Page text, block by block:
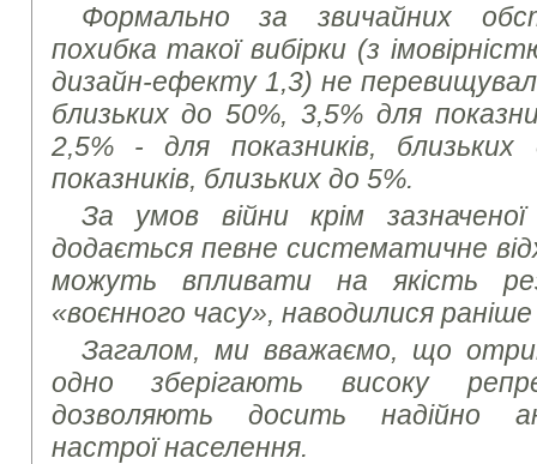
Формально за звичайних
похибка такої вибірки (з
дизайн-ефекту 1,3) не
близьких до 50%, 3,5% для
2,5% - для показників,
показників, близьких до 5%.
За умов війни крім
додається певне систематичне
можуть впливати на якість
«воєнного часу», наводилися
Загалом, ми вважаємо, що
одно зберігають високу
дозволяють досить надійно
настрої населення.